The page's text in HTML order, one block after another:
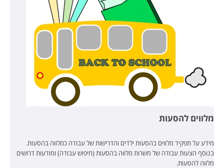
מלווים להסעות
מידע על תפקיד מלווים בהסעות ילדים והדרישות של עבודה כמלווה בהסעות.
בנוסף הצעות עבודה של משרות מלווה בהסעות (חיפוש עבודה) ומודעות דרושים
מלווה להסעות.